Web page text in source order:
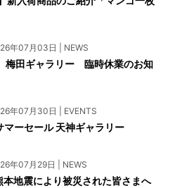
年07月03日 | NEWS
田ギャラリー 臨時休業のお知
年07月30日 | EVENTS
ーセール 天神ギャラリー
年07月29日 | NEWS
本地震により被災された皆さまへ